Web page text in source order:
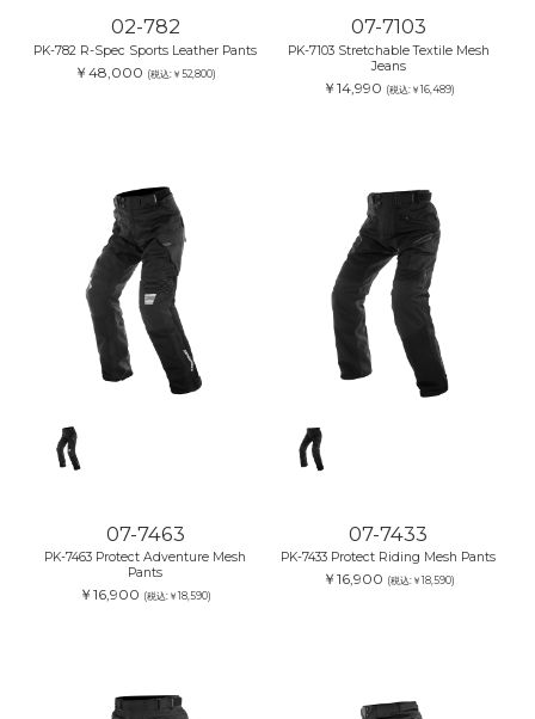
02-782
PK-782 R-Spec Sports Leather Pants
￥48,000 (税込:￥52,800)
07-7103
PK-7103 Stretchable Textile Mesh
Jeans
￥14,990 (税込:￥16,489)
07-7463
PK-7463 Protect Adventure Mesh
Pants
￥16,900 (税込:￥18,590)
07-7433
PK-7433 Protect Riding Mesh Pants
￥16,900 (税込:￥18,590)